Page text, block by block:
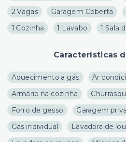
2 Vagas
Garagem Coberta
1 Cozinha
1 Lavabo 1 Sala
Características
Aquecimento a gás
Ar
Armário na cozinha
Forro de gesso
Garagem
Gás individual
Lavadora de